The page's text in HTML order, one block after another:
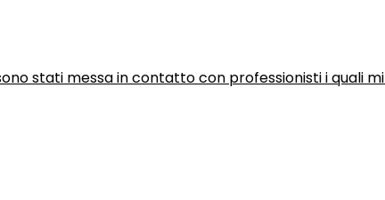
stati messa in contatto con professionisti i quali